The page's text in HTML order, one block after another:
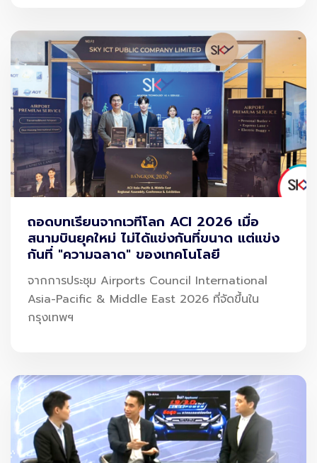
ในสนามบิน ทุกนาทีมีต้นทุนเสมอ ไม่ว่าจะเป็นพลังงานในอาคาร
หรือเชื้อเพลิงของอากาศยาน
การรอคิวของผู้โดยสาร = พลังงานแอร์และไฟที่ถูกใช้เพิ่ม
การจอดเครื่องนาน = การเผาไหม้เชื้อเพลิงโดยไม่จำเป็น
ความล่าช้า = ต้นทุนที่เพิ่มขึ้นทั้งระบบ
โดยเฉพาะช่วง Taxi time เครื่องบินสามารถใช้เชื้อเพลิงใน
ระดับหลายร้อยกิโลกรัมต่อเที่ยวบิน และเพียงการลดเวลา
Ground Time 1–2 นาทีต่อเที่ยวบิน ก็สามารถลดทั้งต้นทุน
และการปล่อยคาร์บอนในภาพรวมได้อย่างมีนัยสำคัญ
นี่จึงเป็นเหตุผลที่
SKY ICTเข้ามามีบทบาทสำคัญในการพัฒนา
Smart Airport ของไทย ภายใต้แนวคิดที่ชัดเจนว่า
Data-Driven Airport: เปลี่ยนข้อมูลให้
เป็นการตัดสินใจ
หัวใจของ Green Airport คือการเปลี่ยน “Data” ให้กลาย
เป็น “Insight” และต่อยอดสู่ “Decision” อย่างมีประสิทธิภาพ
ถอดบทเรียนจากเวทีโลก ACI 2026 เมื่อ
สนามบินยุคใหม่ ไม่ได้แข่งกันที่ขนาด แต่แข่ง
กันที่ "ความฉลาด" ของเทคโนโลยี
จากการประชุม Airports Council International
Asia-Pacific & Middle East 2026 ที่จัดขึ้นใน
กรุงเทพฯ